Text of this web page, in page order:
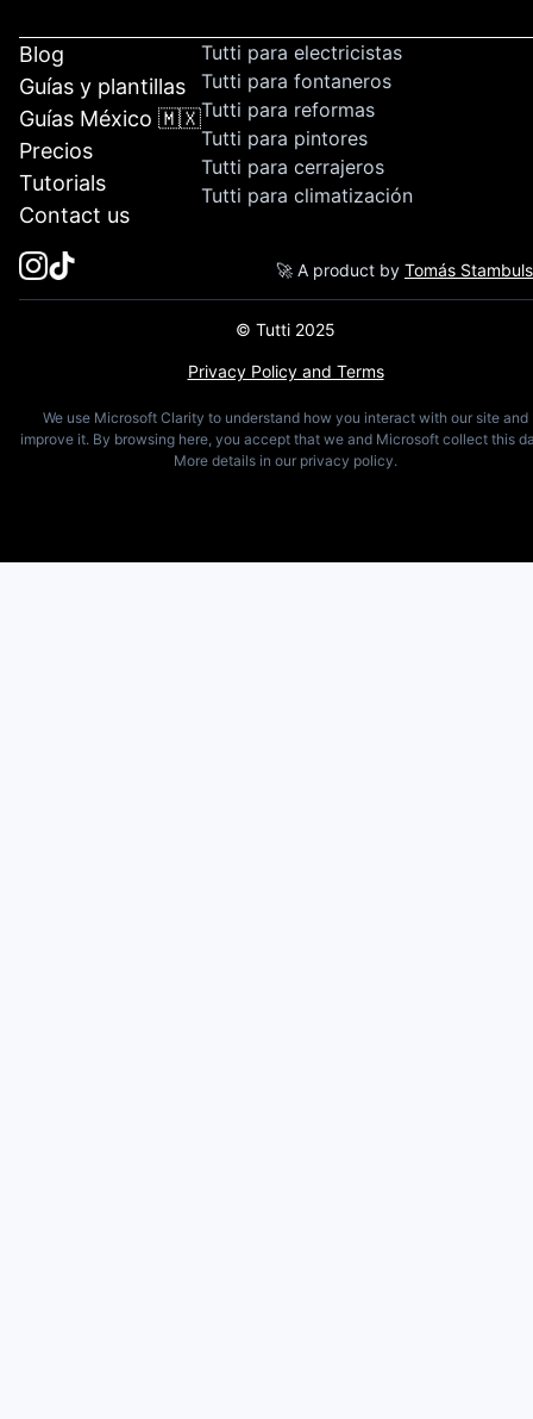
Blog
Guías y plantillas
Guías México 🇲🇽
Precios
Tutorials
Contact us
Tutti para electricistas
Tutti para fontaneros
Tutti para reformas
Tutti para pintores
Tutti para cerrajeros
Tutti para climatización
🚀 A product by Tomás
© Tutti 2025
Privacy Policy and Terms
We use Microsoft Clarity to understand how you interact with our site and
improve it. By browsing here, you accept that we and Microsoft collect this
More details in our privacy policy.